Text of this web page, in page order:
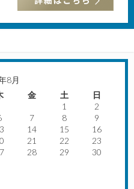
8月
金 土
日
1
2
7 8
9
14 15
16
21 22
23
28 29
30